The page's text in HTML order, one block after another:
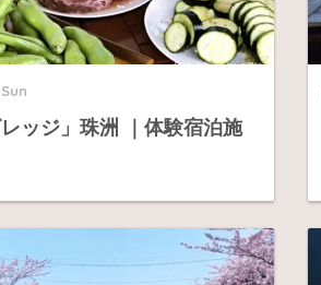
レッジ」珠洲 ｜体験宿泊施